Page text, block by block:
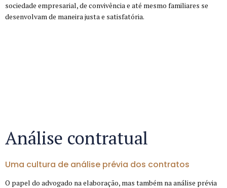
sociedade empresarial, de convivência e até mesmo familiares se
desenvolvam de maneira justa e satisfatória.
Análise contratual
Uma cultura de análise prévia dos contratos
O papel do advogado na elaboração, mas também na análise prévia